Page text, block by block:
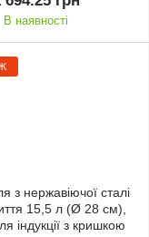
В наявності